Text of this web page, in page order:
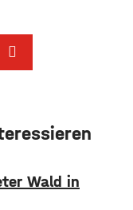
Wald in